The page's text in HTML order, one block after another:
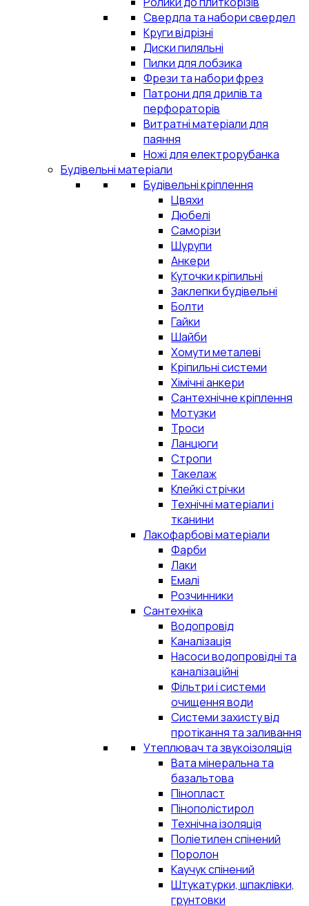
Свердла та набори свердел
Круги відрізні
Диски пиляльні
Пилки для лобзика
Фрези та набори фрез
Патрони для дрилів та
перфораторів
Витратні матеріали для
паяння
Ножі для електрорубанка
Будівельні матеріали
Будівельні кріплення
Цвяхи
Дюбелі
Саморізи
Шурупи
Анкери
Куточки кріпильні
Заклепки будівельні
Болти
Гайки
Шайби
Хомути металеві
Кріпильні системи
Хімічні анкери
Сантехнічне кріплення
Мотузки
Троси
Ланцюги
Стропи
Такелаж
Клейкі стрічки
Технічні матеріали і
тканини
Лакофарбові матеріали
Фарби
Лаки
Емалі
Розчинники
Сантехніка
Водопровід
Каналізація
Насоси водопровідні та
каналізаційні
Фільтри і системи
очищення води
Системи захисту від
протікання та заливання
Утеплювач та звукоізоляція
Вата мінеральна та
базальтова
Пінопласт
Пінополістирол
Технічна ізоляція
Поліетилен спінений
Поролон
Каучук спінений
Штукатурки, шпаклівки,
грунтовки